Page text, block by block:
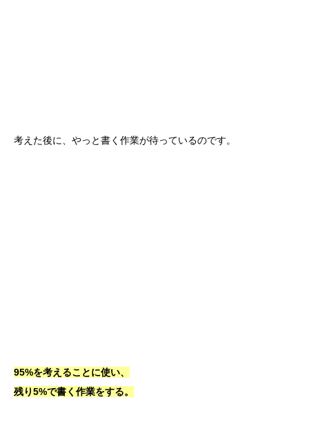
考えた後に、やっと書く作業が待っているのです。
95%を考えることに使い、
残り5%で書く作業をする。